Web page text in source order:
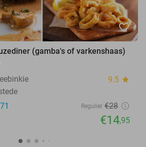
favorite_border
(gamba's of varkenshaas)
9.5 star
Regulier €28
€14,95